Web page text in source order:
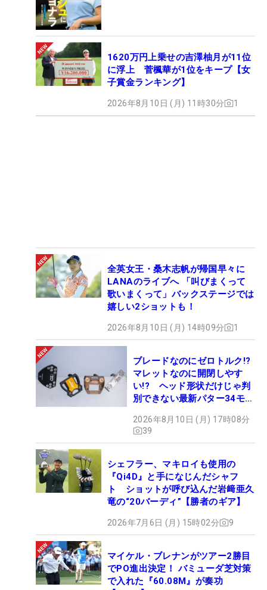
1620万円上乗せの吉澤柚月が11位
に浮上 菅楓華が1位をキープ【女
子賞金ランキング】
2026年8月10日 (月) 11時30分 1
全英女王・桑木志帆が帰国早々に
LANAのライブへ 「叫びまくって
歌いまくって」バックステージでは
嬉しい2ショットも！
2026年8月10日 (月) 14時09分 1
ブレードなのにゼロトルク!?
マレットなのに開閉しやす
い!? ヘッド形状だけじゃ判
別できない最新パター34モデ
#ギアカタログ2026
2026年8月10日 (月) 17時08分
39
シェフラー、マキロイも使用の
『Qi4D』と手になじんだシャフ
ト ショットが呼び込んだ岩﨑亜久
竜の“20バーディ”【勝者のギア】
2026年7月6日 (月) 15時02分 9
マイケル・ブレナンがツアー2勝目
でPO進出決定！ バミューダ芝対策
で入れた『60.08M』が奏功